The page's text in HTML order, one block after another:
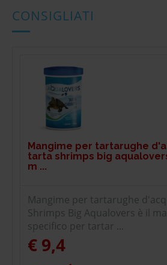
CONSIGLIATI
Mangime per tartarughe
tarta shrimps big
m ...
Mangime per tartarughe
Shrimps Big Aqualovers è il
specifico per tartar ...
€ 9,4